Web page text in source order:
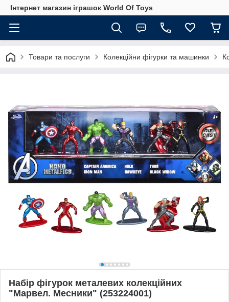
Інтернет магазин іграшок World Of Toys
Товари та послуги Колекційни фігурки та машинки
Набiр фiгyрок металевих колекцiйних
"Марвел. Месники" (253224001)